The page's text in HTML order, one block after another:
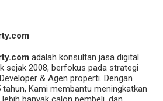
adalah konsultan jasa digital
sejak 2008, berfokus pada strategi
& Agen properti. Dengan
Kami membantu meningkatkan